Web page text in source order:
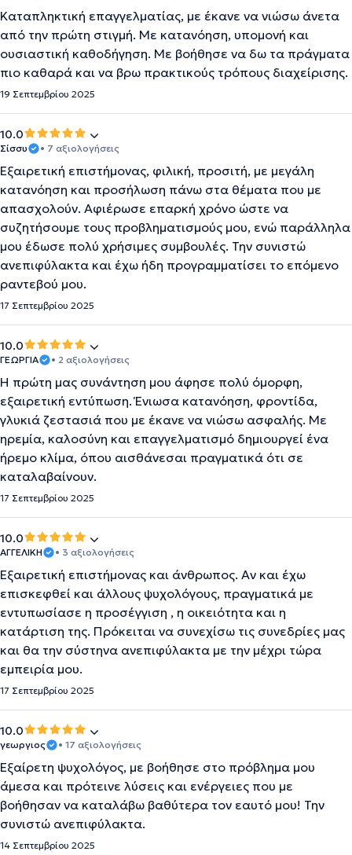
Καταπληκτική επαγγελματίας, με έκανε να νιώσω άνετα
από την πρώτη στιγμή. Με κατανόηση, υπομονή και
ουσιαστική καθοδήγηση. Με βοήθησε να δω τα πράγματα
πιο καθαρά και να βρω πρακτικούς τρόπους διαχείρισης.
19 Σεπτεμβρίου 2025
10.0
Σίσσυ • 7 αξιολογήσεις
Εξαιρετική επιστήμονας, φιλική, προσιτή, με μεγάλη
κατανόηση και προσήλωση πάνω στα θέματα που με
απασχολούν. Αφιέρωσε επαρκή χρόνο ώστε να
συζητήσουμε τους προβληματισμούς μου, ενώ παράλληλα
μου έδωσε πολύ χρήσιμες συμβουλές. Την συνιστώ
ανεπιφύλακτα και έχω ήδη προγραμματίσει το επόμενο
ραντεβού μου.
17 Σεπτεμβρίου 2025
10.0
ΓΕΩΡΓΙΑ • 2 αξιολογήσεις
Η πρώτη μας συνάντηση μου άφησε πολύ όμορφη,
εξαιρετική εντύπωση. Ένιωσα κατανόηση, φροντίδα,
γλυκιά ζεστασιά που με έκανε να νιώσω ασφαλής. Με
ηρεμία, καλοσύνη και επαγγελματισμό δημιουργεί ένα
ήρεμο κλίμα, όπου αισθάνεσαι πραγματικά ότι σε
καταλαβαίνουν.
17 Σεπτεμβρίου 2025
10.0
ΑΓΓΕΛΙΚΗ • 3 αξιολογήσεις
Εξαιρετική επιστήμονας και άνθρωπος. Αν και έχω
επισκεφθεί και άλλους ψυχολόγους, πραγματικά με
εντυπωσίασε η προσέγγιση , η οικειότητα και η
κατάρτιση της. Πρόκειται να συνεχίσω τις συνεδρίες μας
και θα την σύστηνα ανεπιφύλακτα με την μέχρι τώρα
εμπειρία μου.
17 Σεπτεμβρίου 2025
10.0
γεωργιος • 17 αξιολογήσεις
Εξαίρετη ψυχολόγος, με βοήθησε στο πρόβλημα μου
άμεσα και πρότεινε λύσεις και ενέργειες που με
βοήθησαν να καταλάβω βαθύτερα τον εαυτό μου! Την
συνιστώ ανεπιφύλακτα.
14 Σεπτεμβρίου 2025